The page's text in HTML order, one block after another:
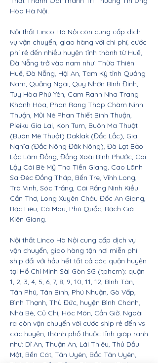
Hòa Hà Nội.
Nội thất Linco Hà Nội còn cung cấp dịch
vụ vận chuyển, giao hàng với chi phí, cước
phí rẻ đến nhiều huyện tỉnh thành từ Huế,
Đà Nẵng trở vào nam như: Thừa Thiên
Huế, Đà Nẵng, Hội An, Tam Kỳ tỉnh Quảng
Nam, Quảng Ngãi, Quy Nhơn Bình Định,
Tuy Hòa Phú Yên, Cam Ranh Nha Trang
Khánh Hòa, Phan Rang Tháp Chàm Ninh
Thuận, Mũi Né Phan Thiết Bình Thuận,
Pleiku Gia Lai, Kon Tum, Buôn Ma Thuột
(Buôn Mê Thuột) Daklak (Đắc Lắc), Gia
Nghĩa (Đắc Nông Đăk Nông), Đà Lạt Bảo
Lộc Lâm Đồng, Đồng Xoài Bình Phước, Cai
Lậy Cái Bè Mỹ Tho Tiền Giang, Cao Lãnh
Sa Đéc Đồng Tháp, Bến Tre, Vĩnh Long,
Trà Vinh, Sóc Trăng, Cái Răng Ninh Kiều
Cần Thơ, Long Xuyên Châu Đốc An Giang,
Bạc Liêu, Cà Mau, Phú Quốc, Rạch Giá
Kiên Giang.
Nội thất Linco Hà Nội cung cấp dịch vụ
vận chuyển, giao hàng tận nơi miễn phí
ship đối với hầu hết tất cả các quận huyện
tại Hồ Chí Minh Sài Gòn SG (tphcm): quận
1, 2, 3, 4, 5, 6, 7, 8, 9, 10, 11, 12, Bình Tân,
Tân Phú, Tân Bình, Phú Nhuận, Gò Vấp,
Bình Thạnh, Thủ Đức, huyện Bình Chánh,
Nhà Bè, Củ Chi, Hóc Môn, Cần Giờ. Ngoài
ra còn vận chuyển với cước ship rẻ đến vs
các huyện, thành phố thuộc tỉnh giáp ranh
như: Dĩ An, Thuận An, Lái Thiêu, Thủ Dầu
Một, Bến Cát, Tân Uyên, Bắc Tân Uyên,